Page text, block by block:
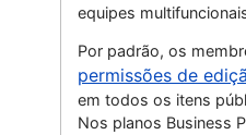
equipes
Por padrão, os
permissões de
em todos os itens
Nos planos Business